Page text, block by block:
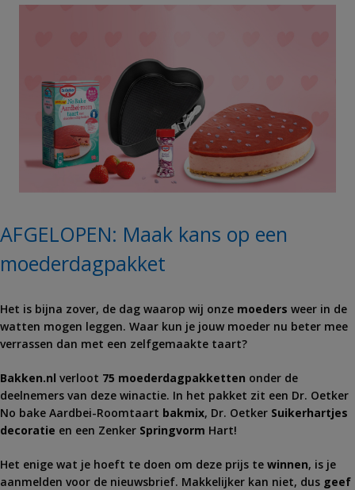
AFGELOPEN: Maak kans op een
moederdagpakket
Het is bijna zover, de dag waarop wij onze moeders weer in de
watten mogen leggen. Waar kun je jouw moeder nu beter mee
verrassen dan met een zelfgemaakte taart?
Bakken.nl verloot 75 moederdagpakketten onder de
deelnemers van deze winactie. In het pakket zit een Dr. Oetker
No bake Aardbei-Roomtaart bakmix, Dr. Oetker Suikerhartjes
decoratie en een Zenker Springvorm Hart!
Het enige wat je hoeft te doen om deze prijs te winnen, is je
aanmelden voor de nieuwsbrief. Makkelijker kan niet, dus geef